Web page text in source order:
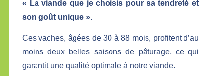
« La viande que je choisis pour sa tendreté et
son goût unique ».
Ces vaches, âgées de 30 à 88 mois, profitent d’au
moins deux belles saisons de pâturage, ce qui
garantit une qualité optimale à notre viande.